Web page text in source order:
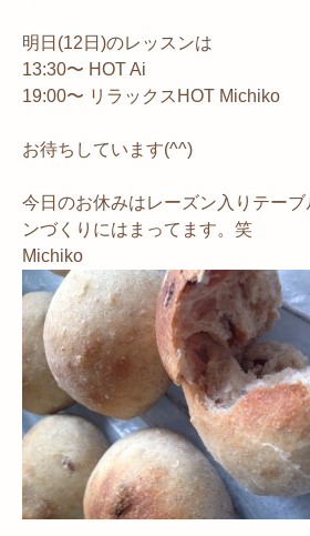
明日(12日)のレッスンは
13:30〜 HOT Ai
19:00〜 リラックスHOT Michiko
お待ちしています(^^)
今日のお休みはレーズン入りテー
ンづくりにはまってます。笑
Michiko